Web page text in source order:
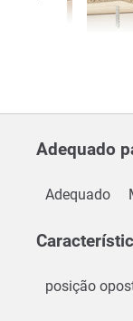
Adequado
Adequado
posição